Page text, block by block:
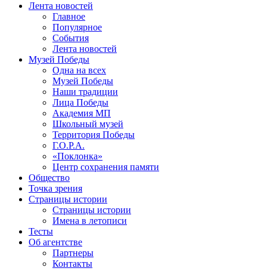
Лента новостей
Главное
Популярное
События
Лента новостей
Музей Победы
Одна на всех
Музей Победы
Наши традиции
Лица Победы
Академия МП
Школьный музей
Территория Победы
Г.О.Р.А.
«Поклонка»
Центр сохранения памяти
Общество
Точка зрения
Страницы истории
Страницы истории
Имена в летописи
Тесты
Об агентстве
Партнеры
Контакты